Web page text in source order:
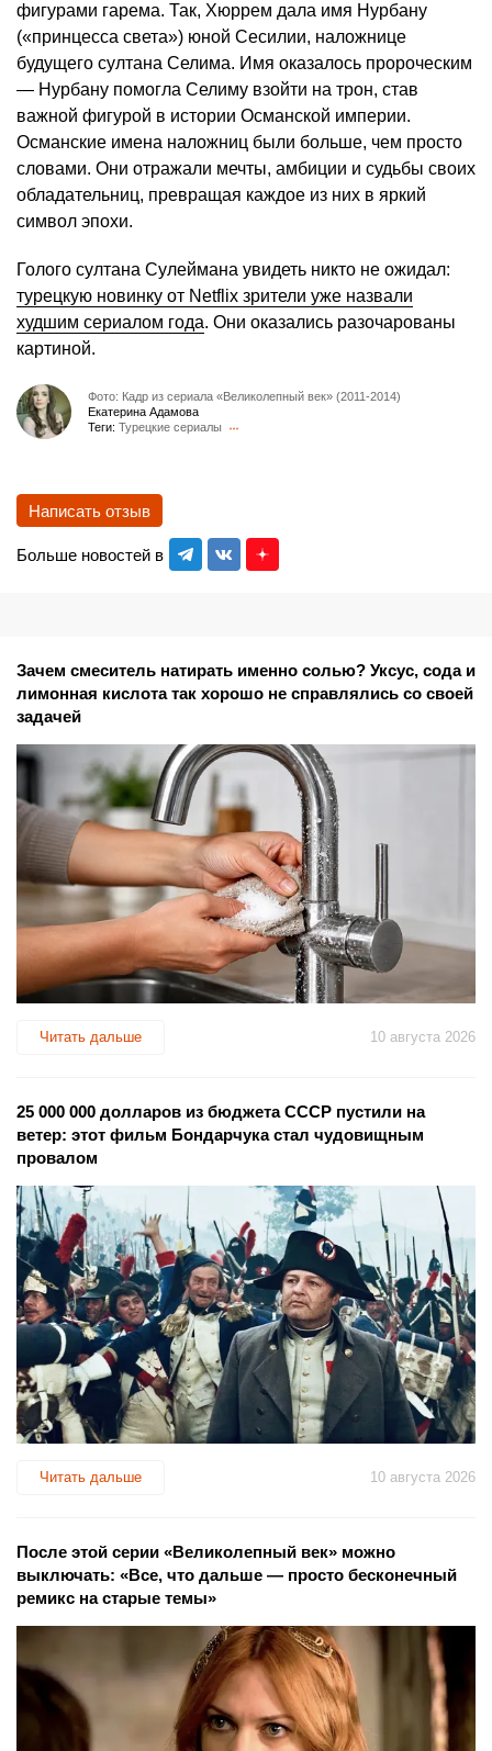
фигурами гарема. Так, Хюррем дала имя Нурбану
(«принцесса света») юной Сесилии, наложнице
будущего султана Селима. Имя оказалось пророческим
— Нурбану помогла Селиму взойти на трон, став
важной фигурой в истории Османской империи.
Османские имена наложниц были больше, чем просто
словами. Они отражали мечты, амбиции и судьбы своих
обладательниц, превращая каждое из них в яркий
символ эпохи.
Голого султана Сулеймана увидеть никто не ожидал:
турецкую новинку от Netflix зрители уже назвали
худшим сериалом года. Они оказались разочарованы
картиной.
Фото: Кадр из сериала «Великолепный век» (2011-2014)
Екатерина Адамова
Теги: Турецкие сериалы
Больше новостей в
Написать отзыв
Зачем смеситель натирать именно солью? Уксус, сода и
лимонная кислота так хорошо не справлялись со своей
задачей
Читать дальше 10 августа 2026
25 000 000 долларов из бюджета СССР пустили на
ветер: этот фильм Бондарчука стал чудовищным
провалом
Читать дальше 10 августа 2026
После этой серии «Великолепный век» можно
выключать: «Все, что дальше — просто бесконечный
ремикс на старые темы»